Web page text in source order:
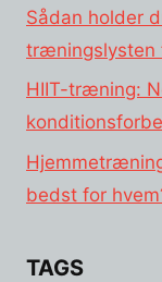
Sådan holder
træningslysten
HIIT-træning:
bedst for
TAGS